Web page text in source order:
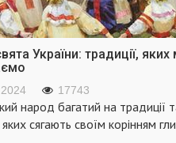
України: традиції,
17743
народ багатий на традиції
сягають своїм корінням